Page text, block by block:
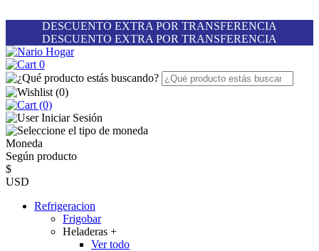
DESCUENTO EXTRA POR TRANSFERENCIA
DESCUENTO EXTRA POR TRANSFERENCIA
0
(0)
(0)
Iniciar Sesión
Moneda
Según producto
$
USD
Refrigeracion
Frigobar
Heladeras +
Ver todo